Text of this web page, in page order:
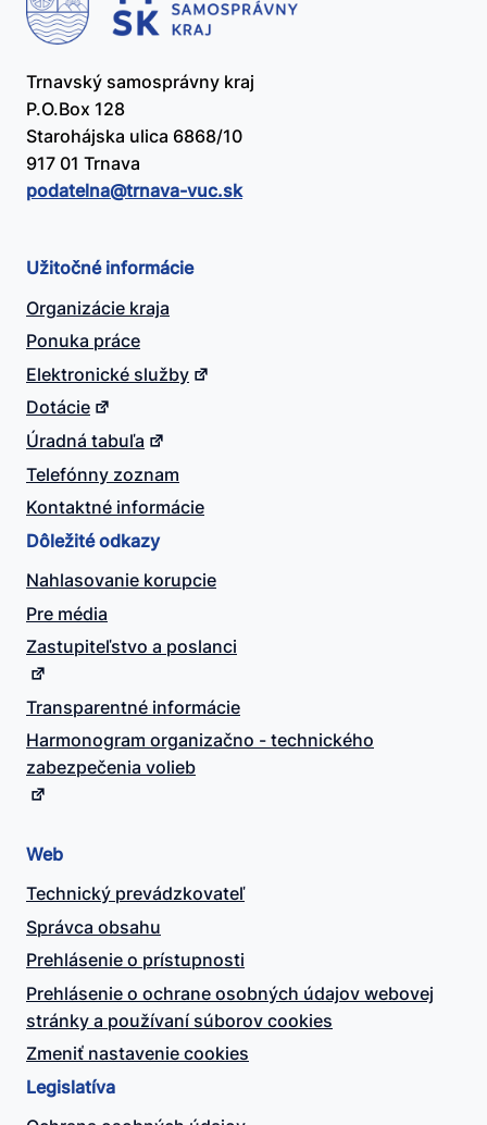
Trnavský samosprávny kraj
P.O.Box 128
Starohájska ulica 6868/10
917 01 Trnava
podatelna@​trnava-vuc.sk
Užitočné informácie
Organizácie kraja
Ponuka práce
Elektronické služby
Dotácie
Úradná tabuľa
Telefónny zoznam
Kontaktné informácie
Dôležité odkazy
Nahlasovanie korupcie
Pre média
Zastupiteľstvo a poslanci
Transparentné informácie
Harmonogram organizačno - technického
zabezpečenia volieb
Web
Technický prevádzkovateľ
Správca obsahu
Prehlásenie o prístupnosti
Prehlásenie o ochrane osobných údajov webovej
stránky a používaní súborov cookies
Zmeniť nastavenie cookies
Legislatíva